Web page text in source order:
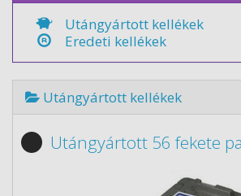
Utángyártott kellékek
Eredeti kellékek
Utángyártott kellékek
Utángyártott 56 fekete